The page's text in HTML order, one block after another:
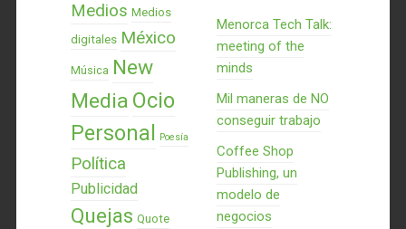
Medios Medios
digitales México
Música New
Media Ocio
Personal Poesía
Política
Publicidad
Quejas Quote
Menorca Tech Talk:
meeting of the
minds
Mil maneras de NO
conseguir trabajo
Coffee Shop
Publishing, un
modelo de
negocios